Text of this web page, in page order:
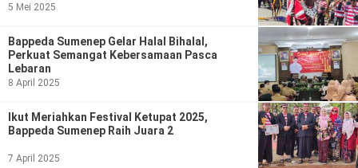
5 Mei 2025
Bappeda Sumenep Gelar Halal Bihalal,
Perkuat Semangat Kebersamaan Pasca
Lebaran
8 April 2025
Ikut Meriahkan Festival Ketupat 2025,
Bappeda Sumenep Raih Juara 2
7 April 2025